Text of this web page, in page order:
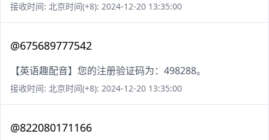
接收时间: 北京时间(+8): 2024-12-20 13:35:00
@675689777542
【英语趣配音】您的注册验证码为：498288。
接收时间: 北京时间(+8): 2024-12-20 13:35:00
@822080171166